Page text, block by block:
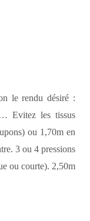
le rendu désiré :
Evitez les tissus
ou 1,70m en
3 ou 4 pressions
ou courte). 2,50m